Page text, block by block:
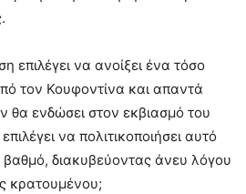
επιλέγει να ανοίξει ένα τόσο
τον Κουφοντίνα και απαντά
θα ενδώσει στον εκβιασμό του
να πολιτικοποιήσει αυτό
διακυβεύοντας άνευ λόγου
κρατουμένου;